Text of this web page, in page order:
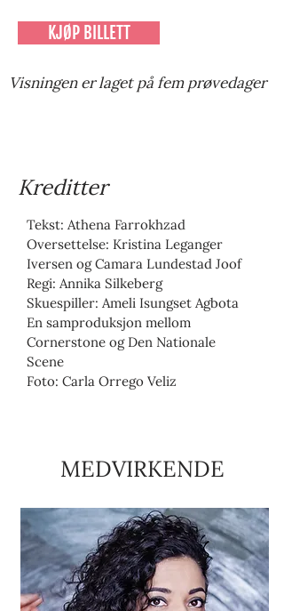
KJØP BILLETT
Visningen er laget på fem prøvedager
Kreditter
Tekst: Athena Farrokhzad
Oversettelse: Kristina Leganger
Iversen og Camara Lundestad Joof
Regi: Annika Silkeberg
Skuespiller: Ameli Isungset Agbota
En samproduksjon mellom
Cornerstone og Den Nationale
Scene
Foto: Carla Orrego Veliz
MEDVIRKENDE